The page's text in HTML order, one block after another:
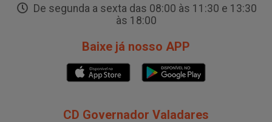
De segunda a sexta das 08:00 às 11:30 e 13:30
às 18:00
Baixe já nosso APP
CD Governador Valadares